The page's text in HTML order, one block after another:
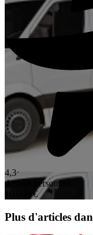
4,3
Apport personnel
10 000 €
Plus d'articles